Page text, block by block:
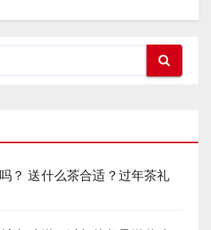
？ 送什么茶合适？过年茶礼